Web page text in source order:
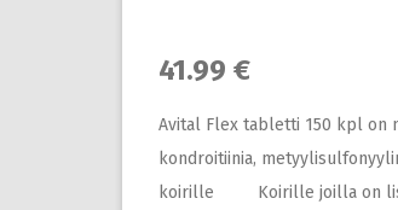
41.99 €
Avital Flex tabletti 150 kpl on
kondroitiinia,
koirille Koirille joilla on